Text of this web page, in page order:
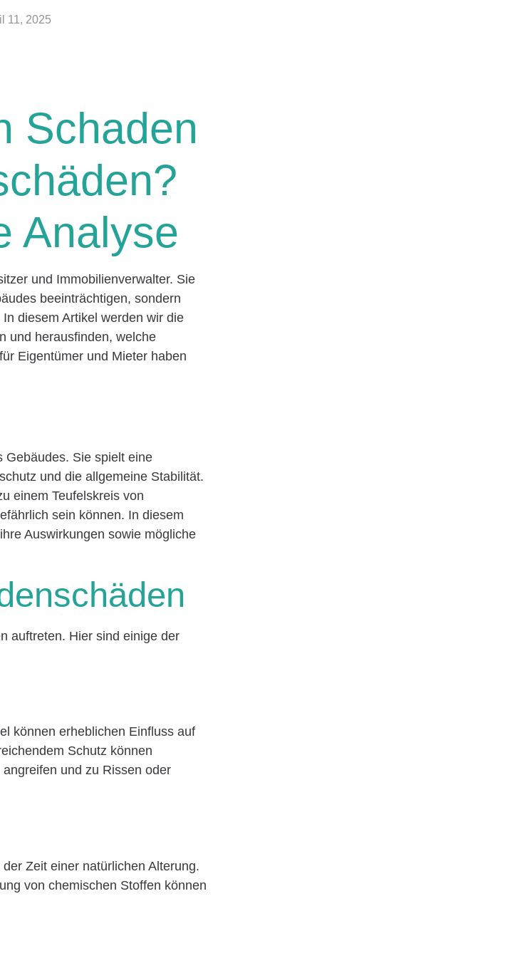
11, 2025
Schaden
Analyse
und Immobilienverwalter. Sie
beeinträchtigen, sondern
diesem Artikel werden wir die
und herausfinden, welche
Eigentümer und Mieter haben
Gebäudes. Sie spielt eine
und die allgemeine Stabilität.
einem Teufelskreis von
sein können. In diesem
Auswirkungen sowie mögliche
auftreten. Hier sind einige der
können erheblichen Einfluss auf
Schutz können
und zu Rissen oder
Zeit einer natürlichen Alterung.
von chemischen Stoffen können